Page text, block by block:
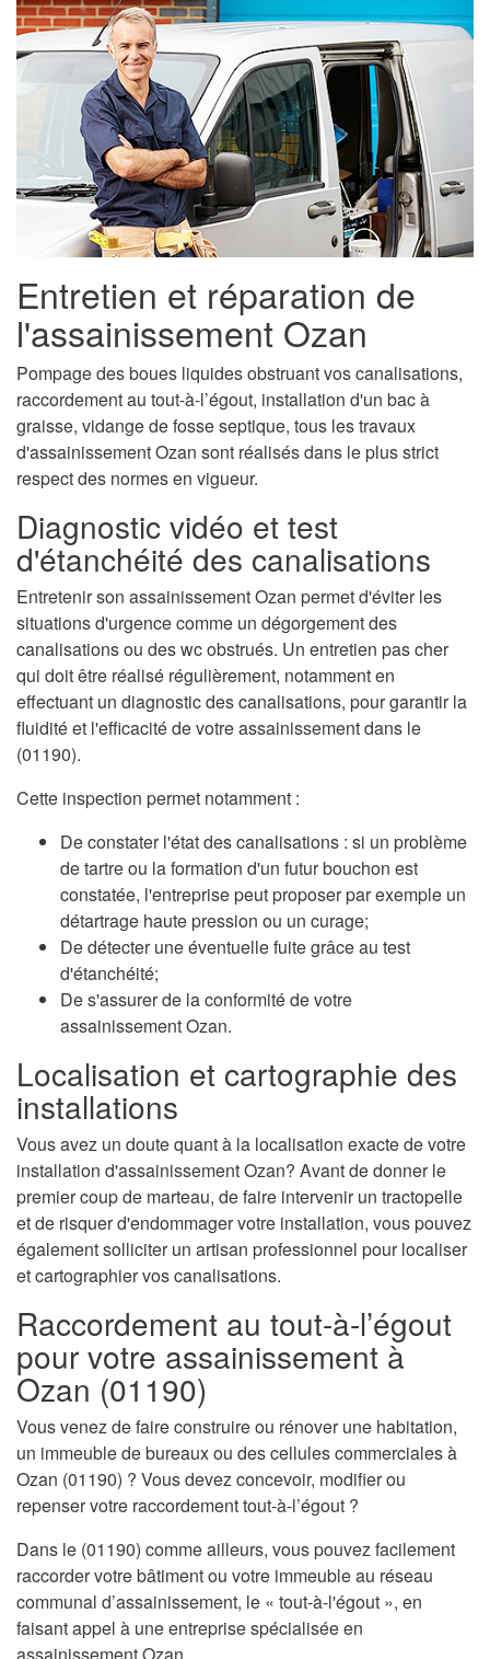
Entretien et réparation de
l'assainissement Ozan
Pompage des boues liquides obstruant vos canalisations,
raccordement au tout-à-l’égout, installation d'un bac à
graisse, vidange de fosse septique, tous les travaux
d'assainissement Ozan sont réalisés dans le plus strict
respect des normes en vigueur.
Diagnostic vidéo et test
d'étanchéité des canalisations
Entretenir son assainissement Ozan permet d'éviter les
situations d'urgence comme un dégorgement des
canalisations ou des wc obstrués. Un entretien pas cher
qui doit être réalisé régulièrement, notamment en
effectuant un diagnostic des canalisations, pour garantir la
fluidité et l'efficacité de votre assainissement dans le
(01190).
Cette inspection permet notamment :
De constater l'état des canalisations : si un problème
de tartre ou la formation d'un futur bouchon est
constatée, l'entreprise peut proposer par exemple un
détartrage haute pression ou un curage;
De détecter une éventuelle fuite grâce au test
d'étanchéité;
De s'assurer de la conformité de votre
assainissement Ozan.
Localisation et cartographie des
installations
Vous avez un doute quant à la localisation exacte de votre
installation d'assainissement Ozan? Avant de donner le
premier coup de marteau, de faire intervenir un tractopelle
et de risquer d'endommager votre installation, vous pouvez
également solliciter un artisan professionnel pour localiser
et cartographier vos canalisations.
Raccordement au tout-à-l’égout
pour votre assainissement à
Ozan (01190)
Vous venez de faire construire ou rénover une habitation,
un immeuble de bureaux ou des cellules commerciales à
Ozan (01190) ? Vous devez concevoir, modifier ou
repenser votre raccordement tout-à-l’égout ?
Dans le (01190) comme ailleurs, vous pouvez facilement
raccorder votre bâtiment ou votre immeuble au réseau
communal d’assainissement, le « tout-à-l'égout », en
faisant appel à une entreprise spécialisée en
assainissement Ozan.